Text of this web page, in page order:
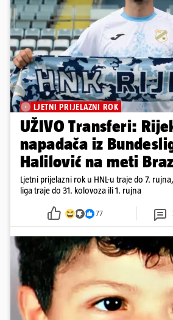
LJETNI PRIJELAZNI ROK
UŽIVO Transferi:
napadača iz
Halilović na meti
Ljetni prijelazni rok u HNL-u traje do 7.
liga traje do 31. kolovoza ili 1. rujna
77